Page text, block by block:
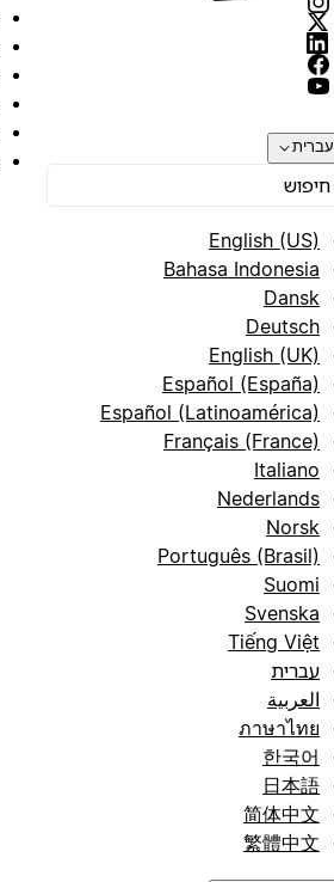
עברית
English (US)
Bahasa Indonesia
Dansk
Deutsch
English (UK)
Español (España)
Español (Latinoamérica)
Français (France)
Italiano
Nederlands
Norsk
Português (Brasil)
Suomi
Svenska
Tiếng Việt
עברית
العربية
ภาษาไทย
한국어
日本語
简体中文
繁體中文